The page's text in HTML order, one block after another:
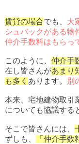
賃貸の場合でも、 大
シュバックがある物
仲介手数料はもらっ
このように、 仲介手
在し皆さんがあまり
も多く あります。 別
本来、宅地建物取引
についても協議する
そこで皆さんには、
ずしも、
「仲介手